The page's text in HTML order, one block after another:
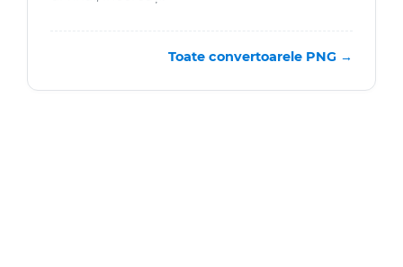
Toate convertoarele PNG →